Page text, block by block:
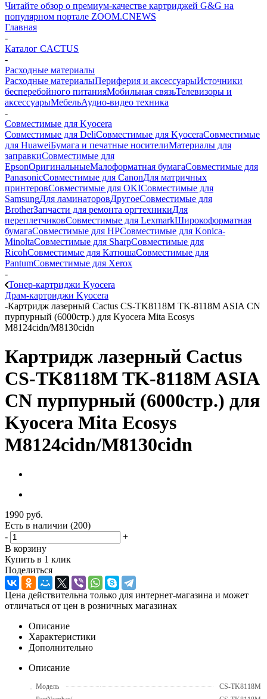
Читайте обзор о премиум-качестве картриджей G&G на
популярном портале ZOOM.CNEWS
Главная
-
Каталог CACTUS
-
Расходные материалы
Расходные материалыПериферия и аксессуарыИсточники
бесперебойного питанияМобильная связьТелевизоры и
аксессуарыМебельАудио-видео техника
-
Совместимые для Kyocera
Совместимые для DeliСовместимые для KyoceraСовместимые
для HuaweiБумага и печатные носителиМатериалы для
заправкиСовместимые для
EpsonОригинальныеМалоформатная бумагаСовместимые для
PanasonicСовместимые для CanonДля матричных
принтеровСовместимые для OKIСовместимые для
SamsungДля ламинаторовДругоеСовместимые для
BrotherЗапчасти для ремонта оргтехникиДля
переплетчиковСовместимые для LexmarkШирокоформатная
бумагаСовместимые для HPСовместимые для Konica-
MinoltaСовместимые для SharpСовместимые для
RicohСовместимые для КатюшаСовместимые для
PantumСовместимые для Xerox
-
Тонер-картриджи Kyocera
Драм-картриджи Kyocera
-Картридж лазерный Cactus CS-TK8118M TK-8118M ASIA CN
пурпурный (6000стр.) для Kyocera Mita Ecosys
M8124cidn/M8130cidn
Картридж лазерный Cactus
CS-TK8118M TK-8118M ASIA
CN пурпурный (6000стр.) для
Kyocera Mita Ecosys
M8124cidn/M8130cidn
1990 руб.
Есть в наличии (200)
-
+
В корзину
Купить в 1 клик
Поделиться
Цена действительна только для интернет-магазина и может
отличаться от цен в розничных магазинах
Описание
Характеристики
Дополнительно
Описание
Модель
CS-TK8118M